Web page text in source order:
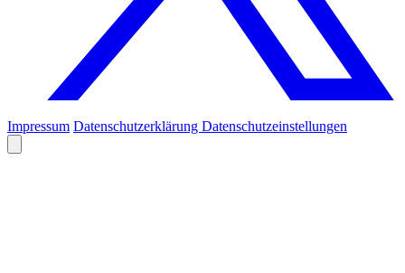
Impressum Datenschutzerklärung Datenschutzeinstellungen